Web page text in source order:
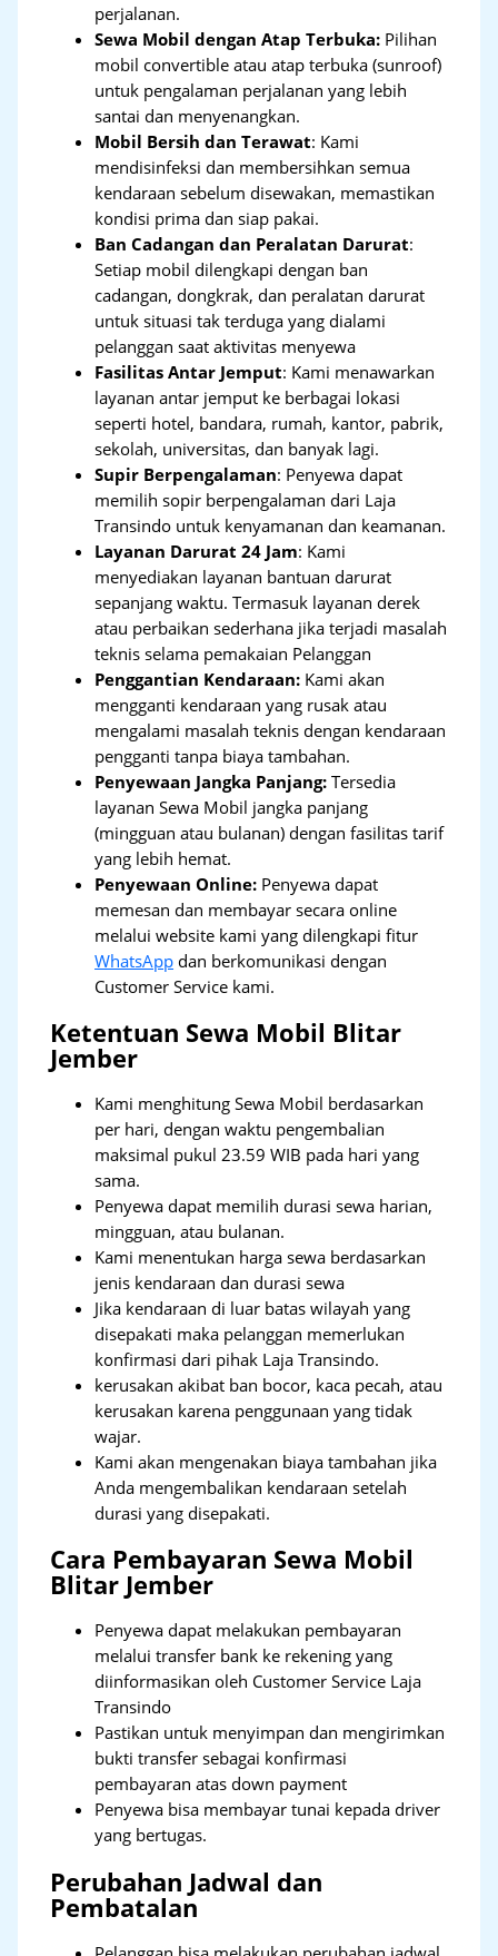
perjalanan.
Sewa Mobil dengan Atap Terbuka: Pilihan
mobil convertible atau atap terbuka (sunroof)
untuk pengalaman perjalanan yang lebih
santai dan menyenangkan.
Mobil Bersih dan Terawat: Kami
mendisinfeksi dan membersihkan semua
kendaraan sebelum disewakan, memastikan
kondisi prima dan siap pakai.
Ban Cadangan dan Peralatan Darurat:
Setiap mobil dilengkapi dengan ban
cadangan, dongkrak, dan peralatan darurat
untuk situasi tak terduga yang dialami
pelanggan saat aktivitas menyewa
Fasilitas Antar Jemput: Kami menawarkan
layanan antar jemput ke berbagai lokasi
seperti hotel, bandara, rumah, kantor, pabrik,
sekolah, universitas, dan banyak lagi.
Supir Berpengalaman: Penyewa dapat
memilih sopir berpengalaman dari Laja
Transindo untuk kenyamanan dan keamanan.
Layanan Darurat 24 Jam: Kami
menyediakan layanan bantuan darurat
sepanjang waktu. Termasuk layanan derek
atau perbaikan sederhana jika terjadi masalah
teknis selama pemakaian Pelanggan
Penggantian Kendaraan: Kami akan
mengganti kendaraan yang rusak atau
mengalami masalah teknis dengan kendaraan
pengganti tanpa biaya tambahan.
Penyewaan Jangka Panjang: Tersedia
layanan Sewa Mobil jangka panjang
(mingguan atau bulanan) dengan fasilitas tarif
yang lebih hemat.
Penyewaan Online: Penyewa dapat
memesan dan membayar secara online
melalui website kami yang dilengkapi fitur
WhatsApp dan berkomunikasi dengan
Customer Service kami.
Ketentuan Sewa Mobil Blitar
Jember
Kami menghitung Sewa Mobil berdasarkan
per hari, dengan waktu pengembalian
maksimal pukul 23.59 WIB pada hari yang
sama.
Penyewa dapat memilih durasi sewa harian,
mingguan, atau bulanan.
Kami menentukan harga sewa berdasarkan
jenis kendaraan dan durasi sewa
Jika kendaraan di luar batas wilayah yang
disepakati maka pelanggan memerlukan
konfirmasi dari pihak Laja Transindo.
kerusakan akibat ban bocor, kaca pecah, atau
kerusakan karena penggunaan yang tidak
wajar.
Kami akan mengenakan biaya tambahan jika
Anda mengembalikan kendaraan setelah
durasi yang disepakati.
Cara Pembayaran Sewa Mobil
Blitar Jember
Penyewa dapat melakukan pembayaran
melalui transfer bank ke rekening yang
diinformasikan oleh Customer Service Laja
Transindo
Pastikan untuk menyimpan dan mengirimkan
bukti transfer sebagai konfirmasi
pembayaran atas down payment
Penyewa bisa membayar tunai kepada driver
yang bertugas.
Perubahan Jadwal dan
Pembatalan